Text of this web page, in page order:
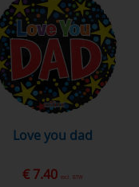
love you dad
€ 7.40 excl. BTW